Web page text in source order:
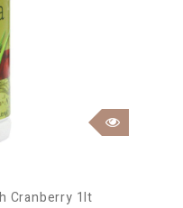
Cranberry 1lt